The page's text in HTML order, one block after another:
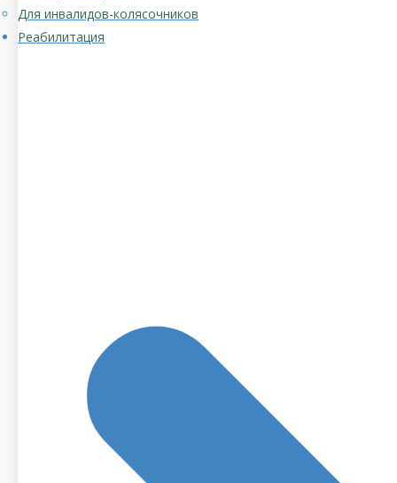
Для инвалидов-колясочников
Реабилитация